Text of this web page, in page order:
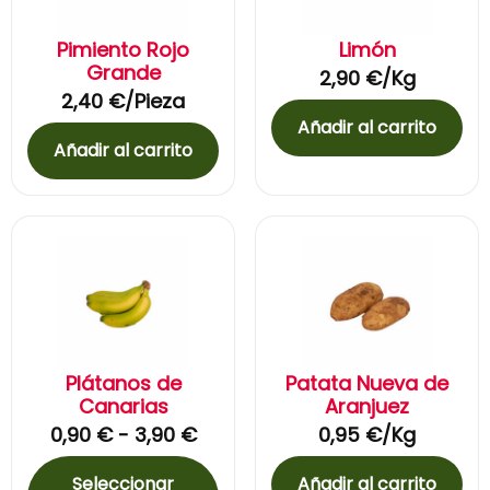
Pimiento Rojo
Grande
2,40 €/Pieza
Añadir al carrito
Limón
2,90 €/Kg
Añadir al carrito
Plátanos de
Canarias
0,90 € - 3,90 €
Seleccionar
Patata Nueva de
Aranjuez
0,95 €/Kg
Añadir al carrito